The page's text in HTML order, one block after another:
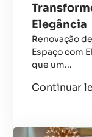
Elegância
Renovação
Espaço com
que um...
Continuar